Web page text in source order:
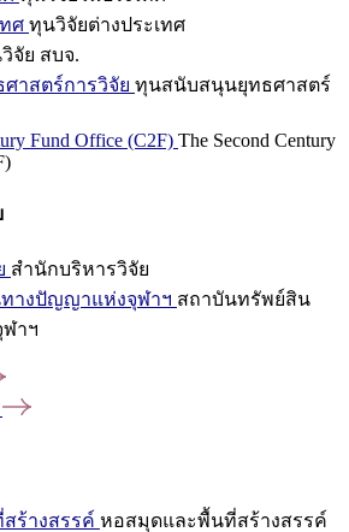
ศ ทุนวิจัยต่างประเทศ
จัย สบจ.
าสตร์การวิจัย ทุนสนับสนุนยุทธศาสตร์
Fund Office (C2F) The Second Century
สำนักบริหารวิจัย
างปัญญาแห่งจุฬาฯ สถาบันทรัพย์สิน
าฯ
ร้างสรรค์ หอสมุดและพื้นที่สร้างสรรค์